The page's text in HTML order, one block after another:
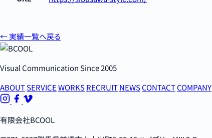
← 実績一覧へ戻る
Visual Communication Since 2005
ABOUTSERVICEWORKSRECRUITNEWSCONTACTCOMPANY
有限会社BCOOL